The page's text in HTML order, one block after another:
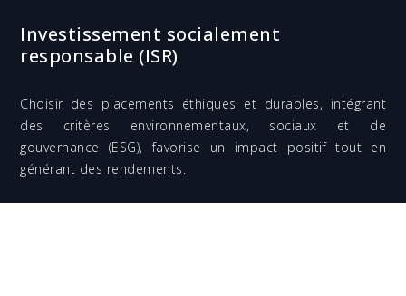
Investissement socialement
responsable (ISR)
Choisir des placements éthiques et durables, intégrant
des critères environnementaux, sociaux et de
gouvernance (ESG), favorise un impact positif tout en
générant des rendements.